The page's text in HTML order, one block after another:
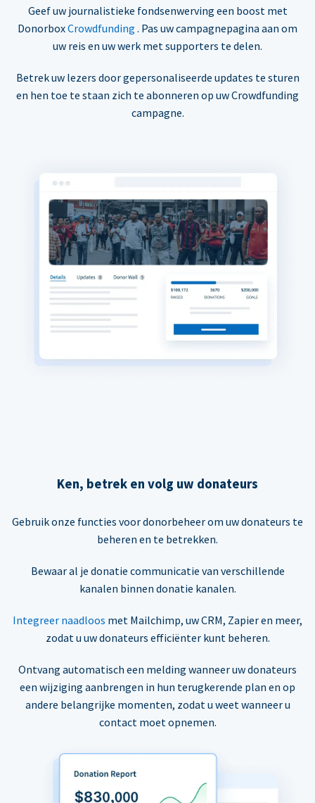
Geef uw journalistieke fondsenwerving een boost met
DonorboxCrowdfunding . Pas uw campagnepagina aan om
uw reis en uw werk met supporters te delen.
Betrek uw lezers door gepersonaliseerde updates te sturen
en hen toe te staan zich te abonneren op uw Crowdfunding
campagne.
Ken, betrek en volg uw donateurs
Gebruik onze functies voor donorbeheer om uw donateurs te
beheren en te betrekken.
Bewaar al je donatie communicatie van verschillende
kanalen binnen donatie kanalen.
Integreer naadloos met Mailchimp, uw CRM, Zapier en meer,
zodat u uw donateurs efficiënter kunt beheren.
Ontvang automatisch een melding wanneer uw donateurs
een wijziging aanbrengen in hun terugkerende plan en op
andere belangrijke momenten, zodat u weet wanneer u
contact moet opnemen.